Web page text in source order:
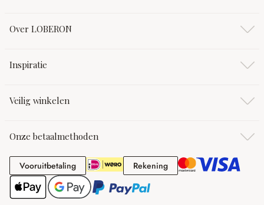
Over LOBERON
Inspiratie
Veilig winkelen
Onze betaalmethoden
VooruitbetalingVooruitbetaling RekeningRekening